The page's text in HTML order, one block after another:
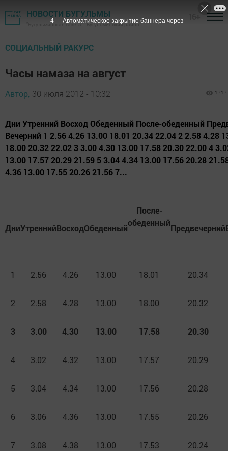
НОВОСТИ БУГУЛЬМЫ
"Бугульминская газета" - Бугульминский район
СОЦИАЛЬНЫЙ РАКУРС
Часы намаза на август
Автор, 30 июля 2012 - 10:32 1717
Дни Утренний Восход Обеденный После-обеденный
Вечерний 1 2.56 4.26 13.00 18.01 20.34 22.04 2 2.58 4.28
18.00 20.32 22.02 3 3.00 4.30 13.00 17.58 20.30 22.00 4
13.00 17.57 20.29 21.59 5 3.04 4.34 13.00 17.56 20.28
4.36 13.00 17.55 20.26 21.56 7...
ДниУтреннийВосходОбеденный
После-
обеденный
Предвечерний
1 2.56 4.26 13.00 18.01 20.34
2 2.58 4.28 13.00 18.00 20.32
3 3.00 4.30 13.00 17.58 20.30
4 3.02 4.32 13.00 17.57 20.29
5 3.04 4.34 13.00 17.56 20.28
6 3.06 4.36 13.00 17.55 20.26
7 3.08 4.38 13.00 17.53 20.24
2 Автоматическое закрытие баннера через